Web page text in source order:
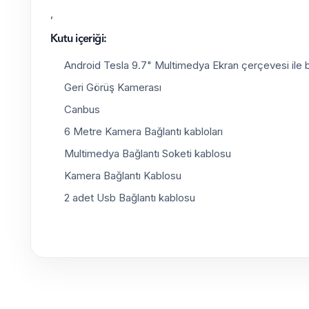
Kutu içeriği:
Android Tesla 9.7" Multimedya Ekran çerçevesi ile
Geri Görüş Kamerası
Canbus
6 Metre Kamera Bağlantı kabloları
Multimedya Bağlantı Soketi kablosu
Kamera Bağlantı Kablosu
2 adet Usb Bağlantı kablosu